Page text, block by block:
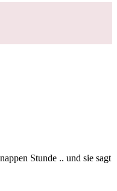
Stunde .. und sie sagt